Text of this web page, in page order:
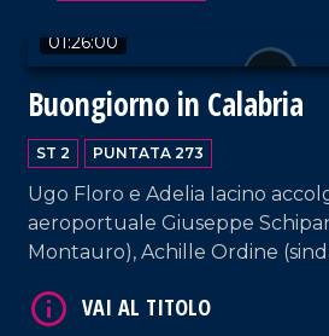
01:26:00
Buongiorno in Calabria
ST 2 PUNTATA 273
Ugo Floro e Adelia Iacino
aeroportuale Giuseppe
Montauro), Achille Ordine
VAI AL TITOLO